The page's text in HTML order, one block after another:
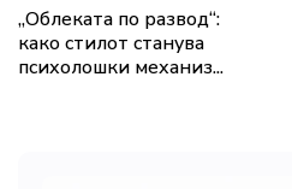
„Облеката по развод“:
како стилот станува
психолошки механиз...